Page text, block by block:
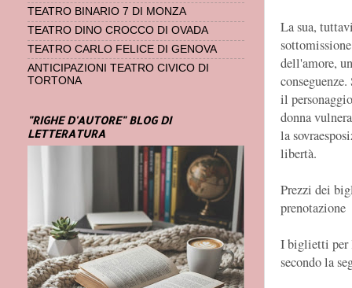
La sua,
dell'amore,
il
donna
la
libertà.
Prezzi dei
prenotazione
I biglietti per
secondo la
TEATRO BINARIO 7 DI MONZA
TEATRO DINO CROCCO DI OVADA
TEATRO CARLO FELICE DI GENOVA
ANTICIPAZIONI TEATRO CIVICO DI
TORTONA
"RIGHE D'AUTORE" BLOG DI
LETTERATURA